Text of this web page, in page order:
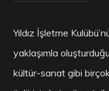
Yıldız İşletme
yaklaşımla
kültür-sanat gibi